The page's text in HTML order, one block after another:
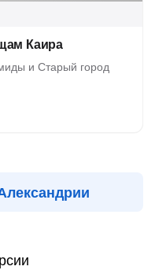
Каира
и Старый город